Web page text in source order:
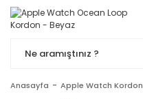
Anasayfa Apple Watch Kordon